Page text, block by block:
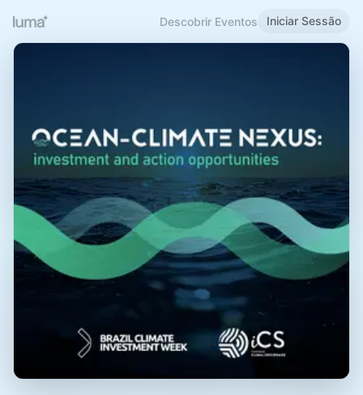
Descobrir Eventos Iniciar Sessão